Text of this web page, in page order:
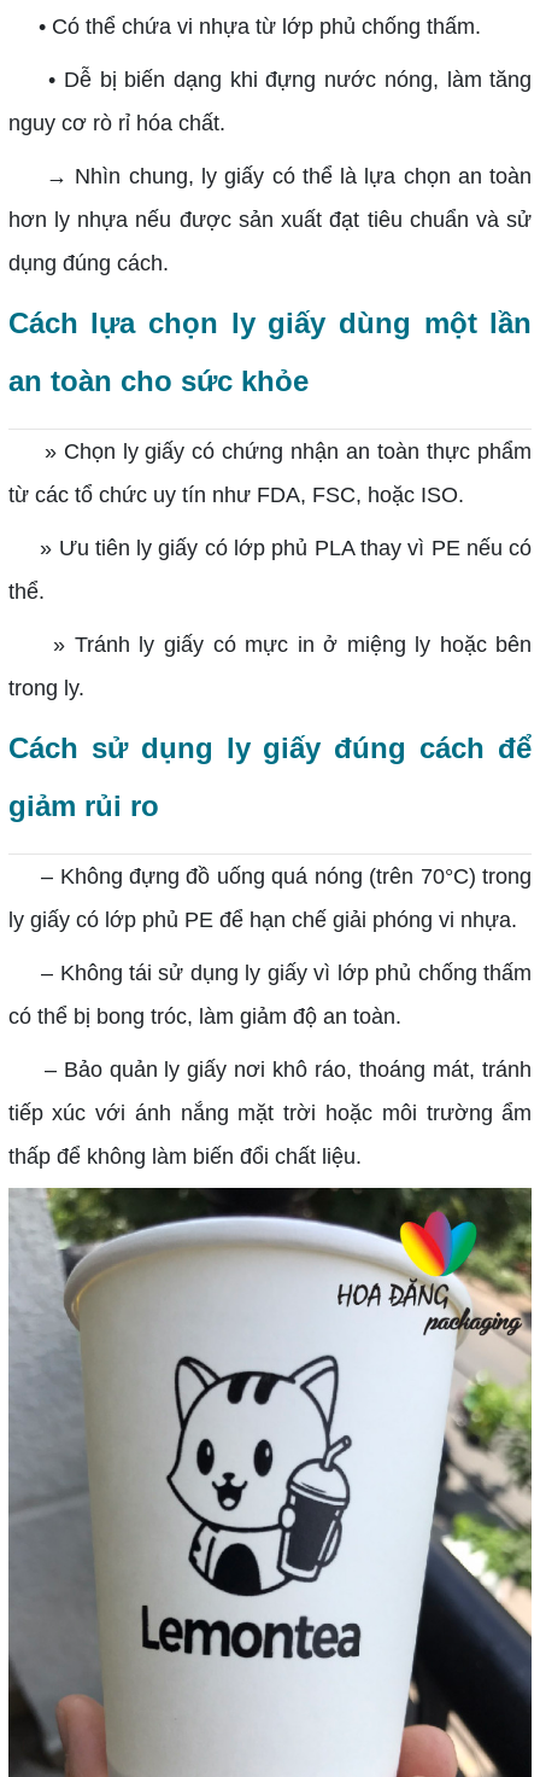
• Có thể chứa vi nhựa từ lớp phủ chống thấm.
• Dễ bị biến dạng khi đựng nước nóng, làm tăng
nguy cơ rò rỉ hóa chất.
→ Nhìn chung, ly giấy có thể là lựa chọn an toàn
hơn ly nhựa nếu được sản xuất đạt tiêu chuẩn và sử
dụng đúng cách.
Cách lựa chọn ly giấy dùng một lần
an toàn cho sức khỏe
» Chọn ly giấy có chứng nhận an toàn thực phẩm
từ các tổ chức uy tín như FDA, FSC, hoặc ISO.
» Ưu tiên ly giấy có lớp phủ PLA thay vì PE nếu có
thể.
» Tránh ly giấy có mực in ở miệng ly hoặc bên
trong ly.
Cách sử dụng ly giấy đúng cách để
giảm rủi ro
– Không đựng đồ uống quá nóng (trên 70°C) trong
ly giấy có lớp phủ PE để hạn chế giải phóng vi nhựa.
– Không tái sử dụng ly giấy vì lớp phủ chống thấm
có thể bị bong tróc, làm giảm độ an toàn.
– Bảo quản ly giấy nơi khô ráo, thoáng mát, tránh
tiếp xúc với ánh nắng mặt trời hoặc môi trường ẩm
thấp để không làm biến đổi chất liệu.